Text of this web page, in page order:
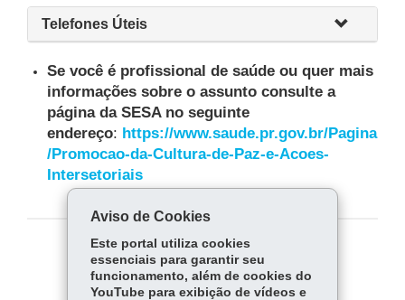
Telefones Úteis
Se você é profissional de saúde ou quer mais
informações sobre o assunto consulte a
página da SESA no seguinte
endereço: https://www.saude.pr.gov.br/Pagina
/Promocao-da-Cultura-de-Paz-e-Acoes-
Intersetoriais
COMPARTILHE:
Fa
W
Aviso de Cookies
Este portal utiliza cookies
essenciais para garantir seu
funcionamento, além de cookies do
YouTube para exibição de vídeos e